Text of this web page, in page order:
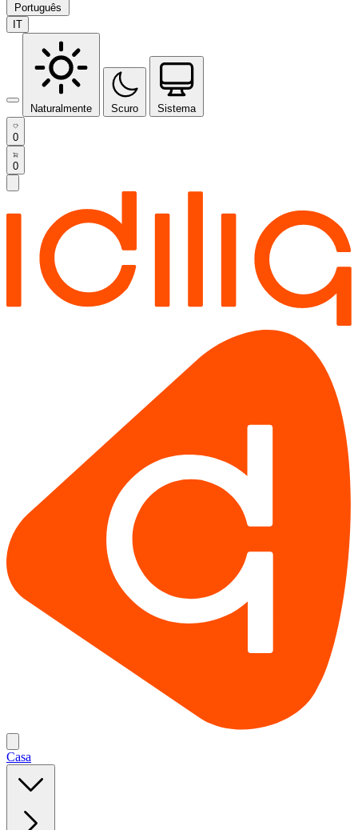
Português
IT
Naturalmente Scuro Sistema
0
0
Casa